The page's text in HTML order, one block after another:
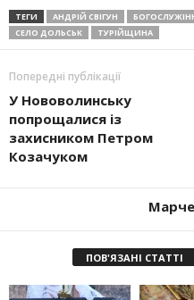
ТЕГИ АНДРІЙ СВІГУН
СЕЛО ДОЛЬСЬК
ТУРІЙЩИНА
Попередні публікації
У Нововолинську
попрощалися із
захисником Петром
Козачуком
ПОВ'ЯЗАНІ СТАТТІ